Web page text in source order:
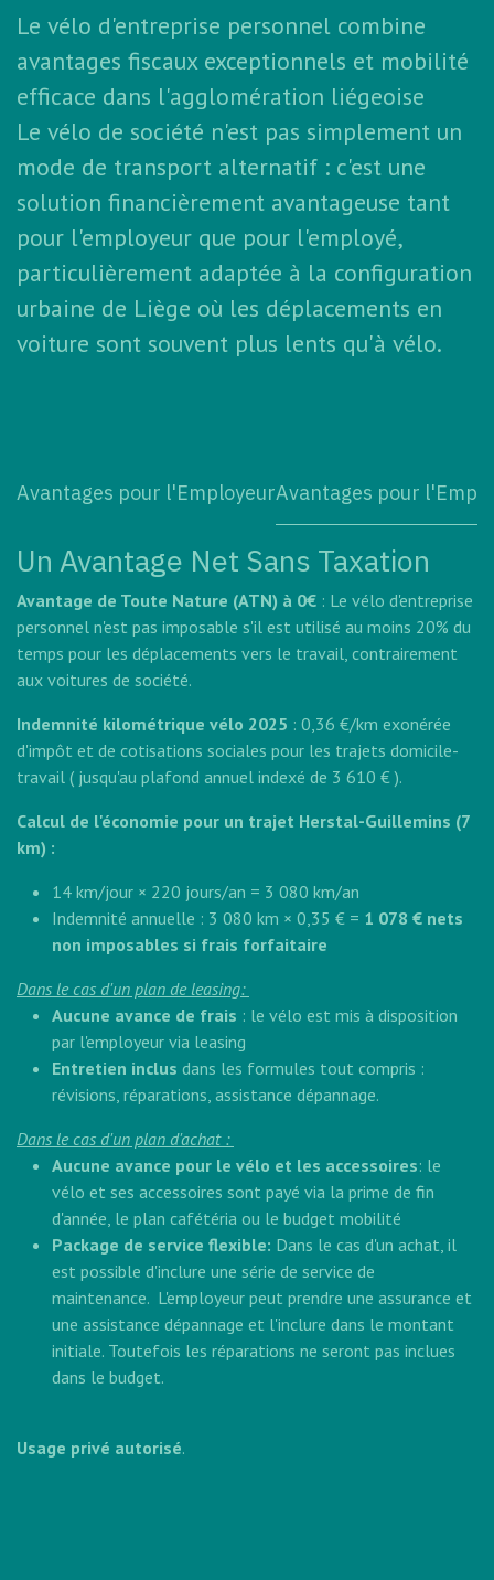
Le vélo d'entreprise personnel combine
avantages fiscaux exceptionnels et mobilité
efficace dans l'agglomération liégeoise
Le vélo de société n'est pas simplement un
mode de transport alternatif : c'est une
solution financièrement avantageuse tant
pour l'employeur que pour l'employé,
particulièrement adaptée à la configuration
urbaine de Liège où les déplacements en
voiture sont souvent plus lents qu'à vélo.
Avantages pour l'EmployeurAvantages pour
Un Avantage Net Sans Taxation
Avantage de Toute Nature (ATN) à 0€ : Le vélo d'entreprise
personnel n'est pas imposable s'il est utilisé au moins 20% du
temps pour les déplacements vers le travail, contrairement
aux voitures de société.
Indemnité kilométrique vélo 2025 : 0,36 €/km exonérée
d'impôt et de cotisations sociales pour les trajets domicile-
travail ( jusqu'au plafond annuel indexé de 3 610 € ).
Calcul de l'économie pour un trajet Herstal-Guillemins (7
km) :
14 km/jour × 220 jours/an = 3 080 km/an
Indemnité annuelle : 3 080 km × 0,35 € = 1 078 € nets
non imposables si frais forfaitaire
Dans le cas d'un plan de leasing:
Aucune avance de frais : le vélo est mis à disposition
par l'employeur via leasing
Entretien inclus dans les formules tout compris :
révisions, réparations, assistance dépannage.
Dans le cas d'un plan d'achat :
Aucune avance pour le vélo et les accessoires: le
vélo et ses accessoires sont payé via la prime de fin
d'année, le plan cafétéria ou le budget mobilité
Package de service flexible: Dans le cas d'un achat, il
est possible d'inclure une série de service de
maintenance. L'employeur peut prendre une assurance et
une assistance dépannage et l'inclure dans le montant
initiale. Toutefois les réparations ne seront pas inclues
dans le budget.
Usage privé autorisé.